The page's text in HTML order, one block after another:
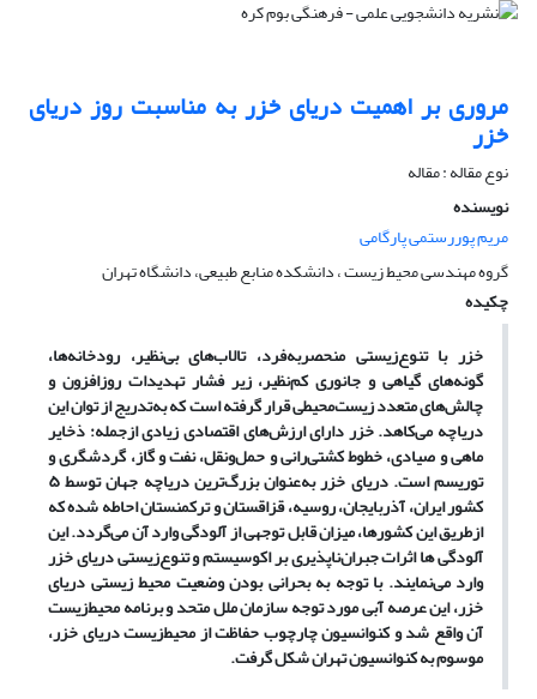
مروری بر اهمیت دریای خزر به مناسبت روز دریای
خزر
نوع مقاله : مقاله
نویسنده
مریم پوررستمی پارگامی
گروه مهندسی محیط زیست ، دانشکده منابع طبیعی، دانشگاه تهران
چکیده
خزر با تنوع‌زیستی منحصربه‌فرد، تالاب‌های بی‌نظیر، رودخانه‌ها،
گونه‌های گیاهی و جانوری کم‌نظیر، زیر فشار تهدیدات روزافزون و
چالش‌های متعدد زیست‌محیطی قرار گرفته است که به‌تدریج از توان این
دریاچه می‌کاهد. خزر دارای ارزش‌های اقتصادی زیادی ازجمله: ذخایر
ماهی و صیادی، خطوط کشتی‌رانی و حمل‌ونقل، نفت و گاز، گردشگری و
توریسم است. دریای خزر به‌عنوان بزرگ‌ترین دریاچه جهان توسط ۵
کشور ایران، آذربایجان، روسیه، قزاقستان و ترکمنستان احاطه‌ شده که
ازطریق این کشورها، میزان قابل توجهی از آلودگی وارد آن می‌گردد. این
آلودگی ها اثرات جبران‌ناپذیری بر اکوسیستم و تنوع‌زیستی دریای خزر
وارد می‌نمایند. با توجه به بحرانی بودن وضعیت محیط زیستی دریای
خزر، این عرصه آبی مورد توجه سازمان ملل متحد و برنامه محیط‌زیست
آن واقع شد و کنوانسیون چارچوب حفاظت از محیط‌زیست دریای خزر،
موسوم به کنوانسیون تهران شکل گرفت.